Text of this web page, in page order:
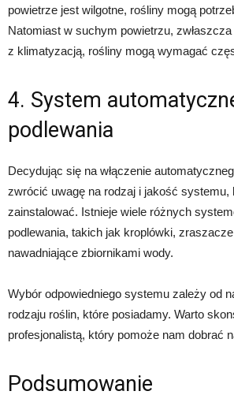
powietrze jest wilgotne, rośliny mogą
Natomiast w suchym powietrzu,
z klimatyzacją, rośliny mogą wymagać
4. System
podlewania
Decydując się na włączenie
zwrócić uwagę na rodzaj i jakość
zainstalować. Istnieje wiele różnych
podlewania, takich jak kroplówki,
nawadniające zbiornikami wody.
Wybór odpowiedniego systemu zależy od
rodzaju roślin, które posiadamy. Warto
profesjonalistą, który pomoże nam dobrać
Podsumowanie